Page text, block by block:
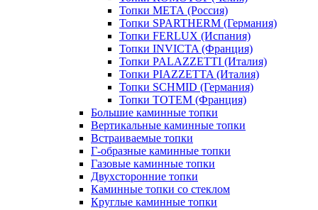
Топки МЕТА (Россия)
Топки SPARTHERM (Германия)
Топки FERLUX (Испания)
Топки INVICTA (Франция)
Топки PALAZZETTI (Италия)
Топки PIAZZETTA (Италия)
Топки SCHMID (Германия)
Топки TOTEM (Франция)
Большие каминные топки
Вертикальные каминные топки
Встраиваемые топки
Г-образные каминные топки
Газовые каминные топки
Двухсторонние топки
Каминные топки со стеклом
Круглые каминные топки